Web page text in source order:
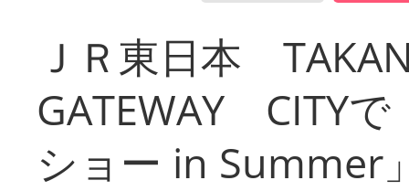
ＪＲ東日本
GATEWAY CITYで
ショー in Summer